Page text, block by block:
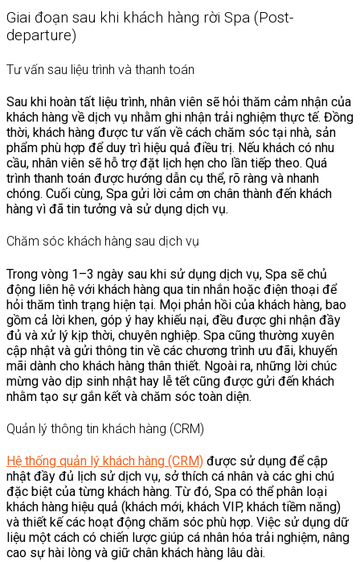
Giai đoạn sau khi khách hàng rời Spa (Post-
departure)
Tư vấn sau liệu trình và thanh toán
Sau khi hoàn tất liệu trình, nhân viên sẽ hỏi thăm cảm nhận của
khách hàng về dịch vụ nhằm ghi nhận trải nghiệm thực tế. Đồng
thời, khách hàng được tư vấn về cách chăm sóc tại nhà, sản
phẩm phù hợp để duy trì hiệu quả điều trị. Nếu khách có nhu
cầu, nhân viên sẽ hỗ trợ đặt lịch hẹn cho lần tiếp theo. Quá
trình thanh toán được hướng dẫn cụ thể, rõ ràng và nhanh
chóng. Cuối cùng, Spa gửi lời cảm ơn chân thành đến khách
hàng vì đã tin tưởng và sử dụng dịch vụ.
Chăm sóc khách hàng sau dịch vụ
Trong vòng 1–3 ngày sau khi sử dụng dịch vụ, Spa sẽ chủ
động liên hệ với khách hàng qua tin nhắn hoặc điện thoại để
hỏi thăm tình trạng hiện tại. Mọi phản hồi của khách hàng, bao
gồm cả lời khen, góp ý hay khiếu nại, đều được ghi nhận đầy
đủ và xử lý kịp thời, chuyên nghiệp. Spa cũng thường xuyên
cập nhật và gửi thông tin về các chương trình ưu đãi, khuyến
mãi dành cho khách hàng thân thiết. Ngoài ra, những lời chúc
mừng vào dịp sinh nhật hay lễ tết cũng được gửi đến khách
nhằm tạo sự gắn kết và chăm sóc toàn diện.
Quản lý thông tin khách hàng (CRM)
Hệ thống quản lý khách hàng (CRM) được sử dụng để cập
nhật đầy đủ lịch sử dịch vụ, sở thích cá nhân và các ghi chú
đặc biệt của từng khách hàng. Từ đó, Spa có thể phân loại
khách hàng hiệu quả (khách mới, khách VIP, khách tiềm năng)
và thiết kế các hoạt động chăm sóc phù hợp. Việc sử dụng dữ
liệu một cách có chiến lược giúp cá nhân hóa trải nghiệm, nâng
cao sự hài lòng và giữ chân khách hàng lâu dài.